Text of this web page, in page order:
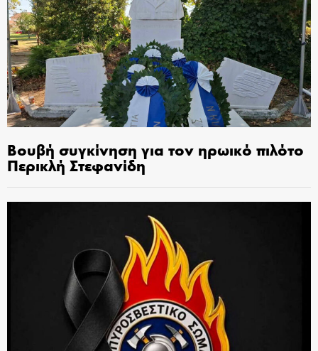
Βουβή συγκίνηση για τον ηρωικό πιλότο
Περικλή Στεφανίδη